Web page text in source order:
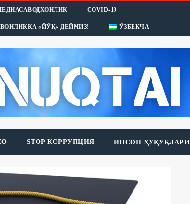
COVID-19
«ЙЎҚ» ДЕЙМИЗ! ЎЗБЕКЧА
STOP КОРРУПЦИЯ ИНСОН ҲУҚУҚЛАРИ